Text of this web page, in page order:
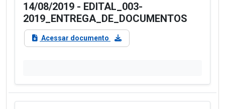
14/08/2019 - EDITAL_003-
2019_ENTREGA_DE_DOCUMENTOS
Acessar documento